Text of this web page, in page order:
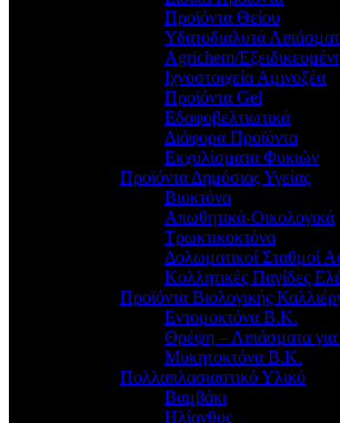
Προϊόντα Θείου
Υδατοδιαλυτά
Agrichem/
Ιχνοστοιχεία Αμινοξέα
Προϊόντα Gel
Εδαφοβελτιωτικά
Διάφορα Προϊόντα
Εκχυλίσματα Φυκιών
Προϊόντα Δημόσιας Υγείας
Βιοκτόνα
Απωθητικά-Οικολογικά
Τρωκτικοκτόνα
Δολωματικοί Σταθμοί
Κολλητικές Παγίδες
Προϊόντα Βιολογικής
Εντομοκτόνα Β.Κ.
Θρέψη – Λιπάσματα
Μυκητοκτόνα Β.Κ.
Πολλαπλασιαστικό Υλικό
Βαμβάκι
Ηλίανθος